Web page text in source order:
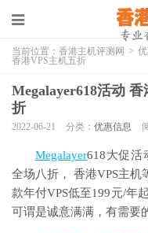
当前位置： 香港主机评测网 >
香港VPS主机五折
Megalayer618活动
折
2022-06-21 分类： 优惠信息
Megalayer618大促活
全场八折， 香港VPS主机
款年付VPS低至199元/年
可谓是诚意满满，有需要